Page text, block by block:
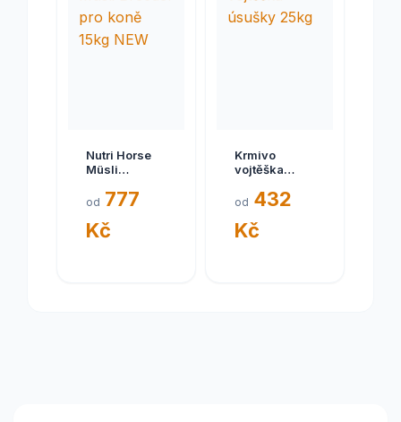
Nutri Horse
Müsli
koně 15kg
od 777
Kč
Krmivo
vojtěška
od 432
Kč